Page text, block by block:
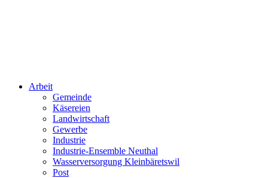
Arbeit
Gemeinde
Käsereien
Landwirtschaft
Gewerbe
Industrie
Industrie-Ensemble Neuthal
Wasserversorgung Kleinbäretswil
Post